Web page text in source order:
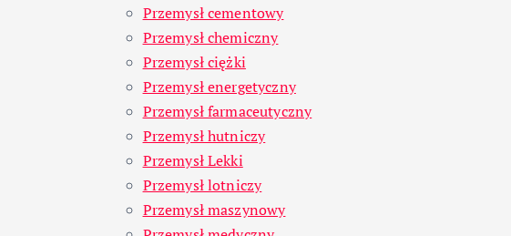
Przemysł cementowy
Przemysł chemiczny
Przemysł ciężki
Przemysł energetyczny
Przemysł farmaceutyczny
Przemysł hutniczy
Przemysł Lekki
Przemysł lotniczy
Przemysł maszynowy